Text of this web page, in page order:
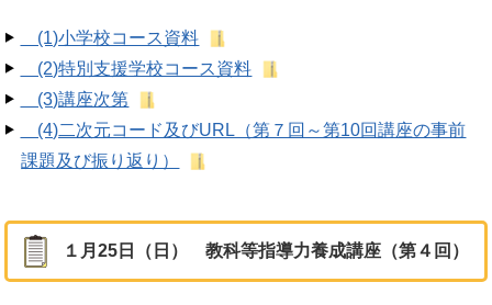
(1)小学校コース資料
(2)特別支援学校コース資料
(3)講座次第
(4)二次元コード及びURL（第７回～第10回講座の事前
課題及び振り返り）
１月25日（日） 教科等指導力養成講座（第４回）